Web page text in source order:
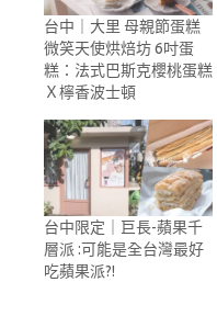
台中｜大里 母親節蛋糕
微笑天使烘焙坊 6吋蛋
糕：法式巴斯克櫻桃蛋糕
Ｘ檸香波士頓
台中限定｜巨長-蘋果千
層派 :可能是全台灣最好
吃蘋果派?!